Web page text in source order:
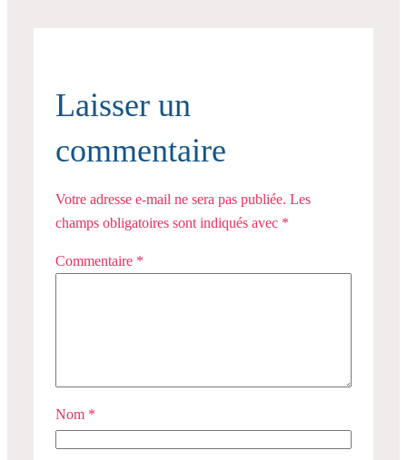
Laisser un
commentaire
Votre adresse e-mail ne sera pas publiée. Les
champs obligatoires sont indiqués avec *
Commentaire *
Nom *